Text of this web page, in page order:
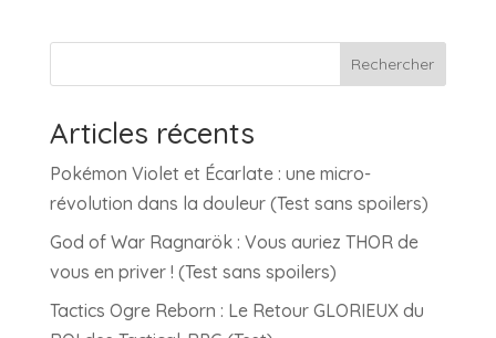
Rechercher
Articles récents
Pokémon Violet et Écarlate : une micro-
révolution dans la douleur (Test sans spoilers)
God of War Ragnarök : Vous auriez THOR de
vous en priver ! (Test sans spoilers)
Tactics Ogre Reborn : Le Retour GLORIEUX du